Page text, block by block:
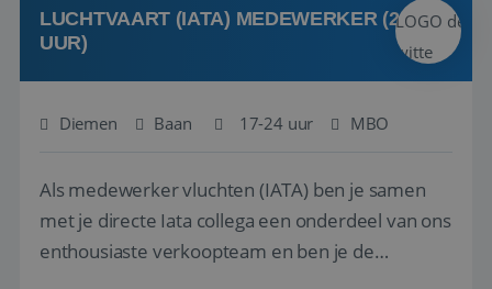
LUCHTVAART (IATA) MEDEWERKER (24-32
UUR)
Diemen Baan 17-24 uur MBO
Als medewerker vluchten (IATA) ben je samen
met je directe Iata collega een onderdeel van ons
enthousiaste verkoopteam en ben je de